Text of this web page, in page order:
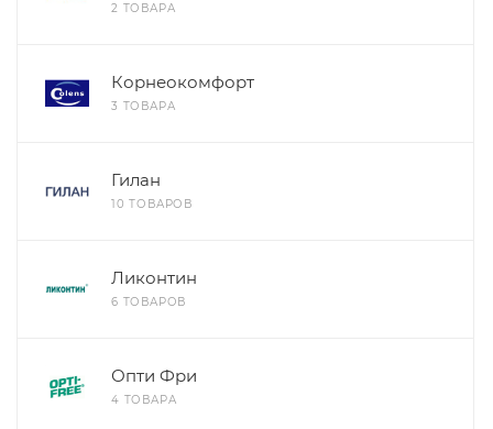
2 ТОВАРА
Корнеокомфорт
3 ТОВАРА
Гилан
10 ТОВАРОВ
Ликонтин
6 ТОВАРОВ
Опти Фри
4 ТОВАРА